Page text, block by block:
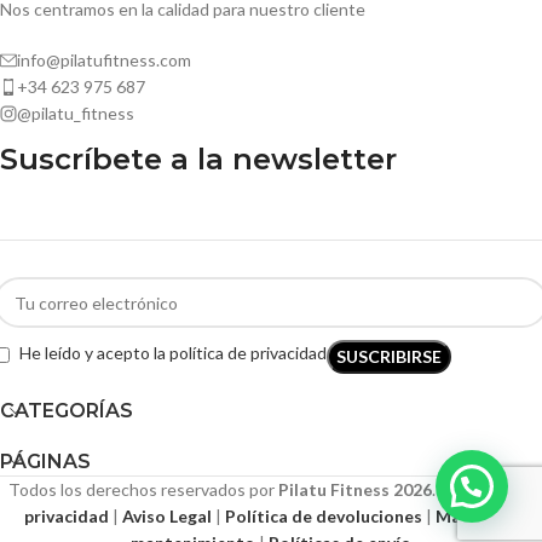
Nos centramos en la calidad para nuestro cliente
info@pilatufitness.com
+34 623 975 687
@pilatu_fitness
Suscríbete a la newsletter
He leído y acepto la política de privacidad
CATEGORÍAS
PÁGINAS
Todos los derechos reservados por Pilatu Fitness 2026. Políticas de
privacidad | Aviso Legal | Política de devoluciones | Manual de